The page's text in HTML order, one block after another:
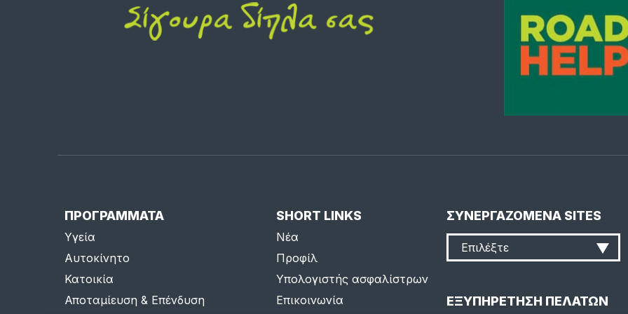
ΠΡΟΓΡΑΜΜΑΤΑ
Υγεία
Αυτοκίνητο
Κατοικία
Αποταμίευση & Επένδυση
SHORT LINKS
Νέα
Προφίλ
Υπολογιστής ασφαλίστρων
Επικοινωνία
ΣΥΝΕΡΓΑΖΟΜΕΝΑ SITES
Επιλέξτε
ΕΞΥΠΗΡΕΤΗΣΗ ΠΕΛΑΤΩΝ